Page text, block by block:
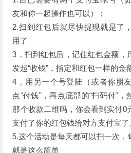
友和你一起操作也可以）；
2.扫到红包后就尽快提现就是了
用了
3，扫到红包后，记住红包金额，
发起“收钱”，指定和红包一样的金
4，用另一个号登陆（或者你朋
点“付钱”，再点底部的“扫码付”
那个收款二维码，你会看到实付0
支付了你的红包钱给对方支付宝了
5.这个活动是每天都可以扫一次，
就是这么简单